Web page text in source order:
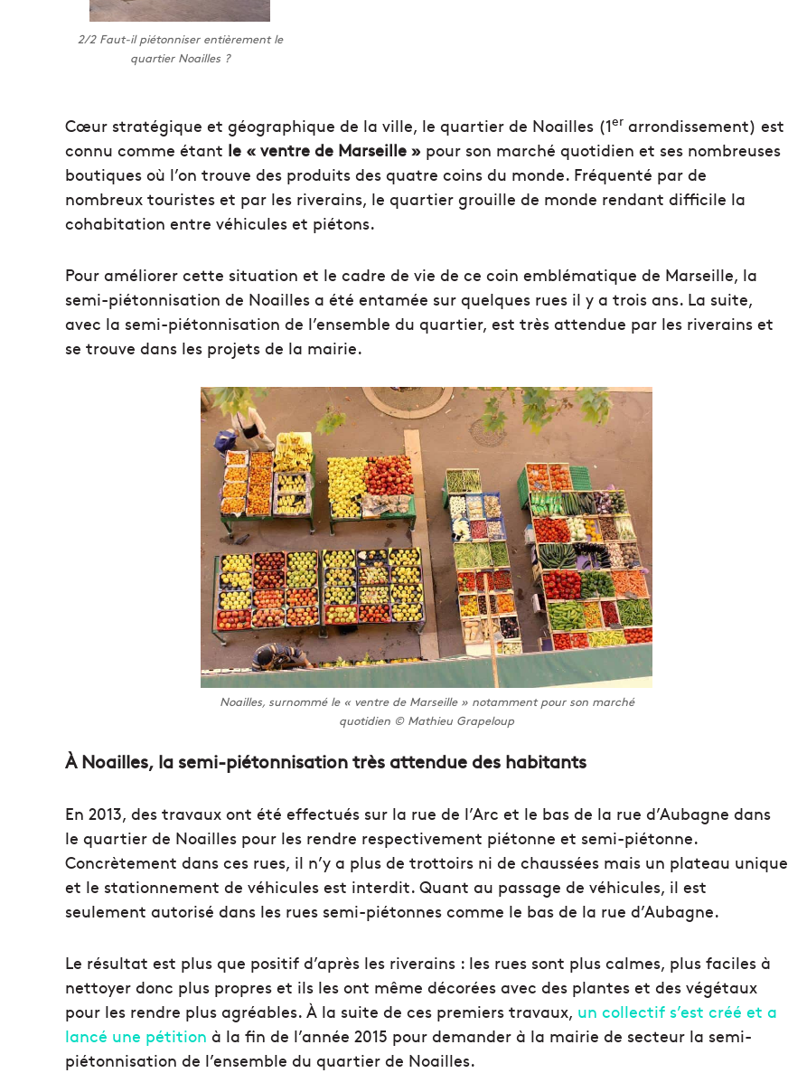
2/2 Faut-il piétonniser entièrement le
quartier Noailles ?
Cœur stratégique et géographique de la ville, le quartier de Noailles (1er arrondissement) est
connu comme étant le « ventre de Marseille » pour son marché quotidien et ses nombreuses
boutiques où l’on trouve des produits des quatre coins du monde. Fréquenté par de
nombreux touristes et par les riverains, le quartier grouille de monde rendant difficile la
cohabitation entre véhicules et piétons.
Pour améliorer cette situation et le cadre de vie de ce coin emblématique de Marseille, la
semi-piétonnisation de Noailles a été entamée sur quelques rues il y a trois ans. La suite,
avec la semi-piétonnisation de l’ensemble du quartier, est très attendue par les riverains et
se trouve dans les projets de la mairie.
Noailles, surnommé le « ventre de Marseille » notamment pour son marché
quotidien © Mathieu Grapeloup
À Noailles, la semi-piétonnisation très attendue des habitants
En 2013, des travaux ont été effectués sur la rue de l’Arc et le bas de la rue d’Aubagne dans
le quartier de Noailles pour les rendre respectivement piétonne et semi-piétonne.
Concrètement dans ces rues, il n’y a plus de trottoirs ni de chaussées mais un plateau unique
et le stationnement de véhicules est interdit. Quant au passage de véhicules, il est
seulement autorisé dans les rues semi-piétonnes comme le bas de la rue d’Aubagne.
Le résultat est plus que positif d’après les riverains : les rues sont plus calmes, plus faciles à
nettoyer donc plus propres et ils les ont même décorées avec des plantes et des végétaux
pour les rendre plus agréables. À la suite de ces premiers travaux, un collectif s’est créé et a
lancé une pétition à la fin de l’année 2015 pour demander à la mairie de secteur la semi-
piétonnisation de l’ensemble du quartier de Noailles.